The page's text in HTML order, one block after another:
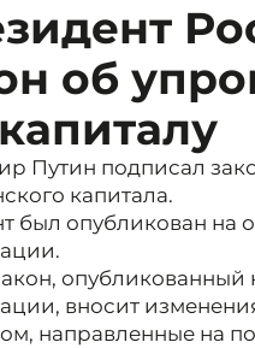
об
Путин подписал
капитала.
был опубликован на
вносит
направленные на